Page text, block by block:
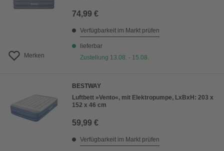
Merken
74,99 €
Verfügbarkeit im Markt prüfen
lieferbar
Zustellung 13.08. - 15.08.
BESTWAY
Luftbett »Vento«, mit Elektropumpe, LxBxH: 203 x
152 x 46 cm
59,99 €
Verfügbarkeit im Markt prüfen